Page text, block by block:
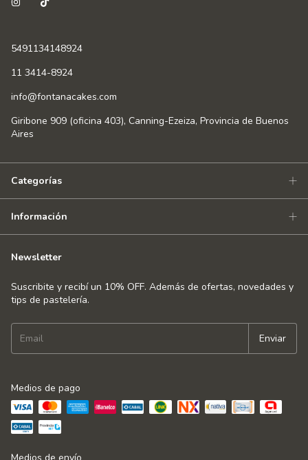
5491134148924
11 3414-8924
info@fontanacakes.com
Giribone 909 (oficina 403), Canning-Ezeiza, Provincia de Buenos
Aires
Categorías
Información
Newsletter
Suscribite y recibí un 10% OFF. Además de ofertas, novedades y
tips de pastelería.
Medios de pago